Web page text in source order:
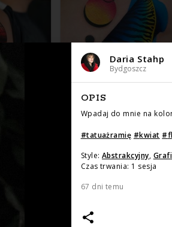
Daria Stahp
Bydgoszcz
OPIS
Wpadaj do mnie na
#tatuażramię #kwiat #
Style: Abstrakcyjny,
Czas trwania: 1 sesja
67 dni temu